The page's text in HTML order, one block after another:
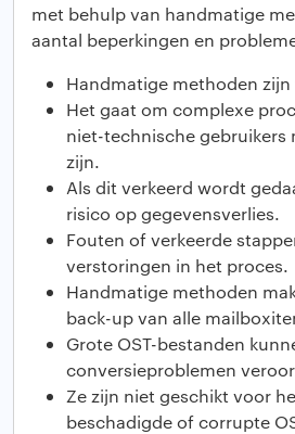
met behulp van handmatige
aantal beperkingen en
Handmatige methoden
Het gaat om complexe
niet-technische gebruikers
zijn.
Als dit verkeerd wordt
risico op gegevensverlies.
Fouten of verkeerde
verstoringen in het proces.
Handmatige methoden
back-up van alle
Grote OST-bestanden
conversieproblemen
Ze zijn niet geschikt voor
beschadigde of corrupte